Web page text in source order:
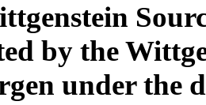
by the
under the